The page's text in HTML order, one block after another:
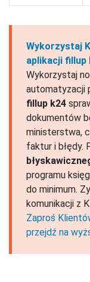
Wykorzystaj
aplikacji fillup
Wykorzystaj
automatyzacji
fillup k24
dokumentów
ministerstwa,
faktur i błędy.
programu
do minimum.
komunikacji z
Zaproś
przejdź na